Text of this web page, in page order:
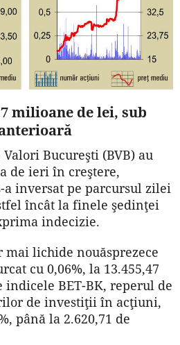
milioane de lei, sub
Bucureşti (BVB) au
de ieri în creştere,
a inversat pe parcursul zilei
încât la finele şedinţei
indecizie.
mai lichide nouăsprezece
cu 0,06%, la 13.455,47
BET-BK, reperul de
de investiţii în acţiuni,
până la 2.620,71 de